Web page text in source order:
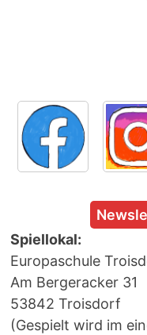
Spiellokal:
Europaschule
Am Bergeracker 31
53842 Troisdorf
(Gespielt wird im